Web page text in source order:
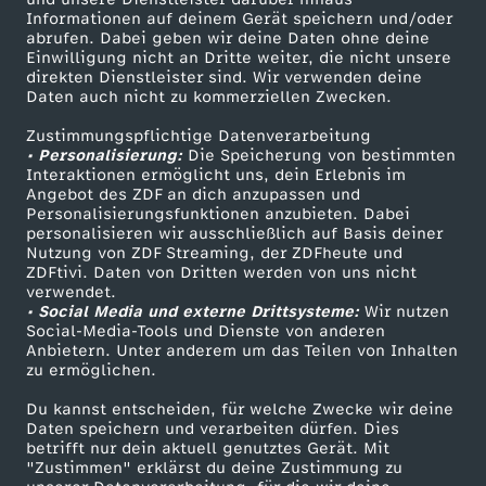
Informationen auf deinem Gerät speichern und/oder
abrufen. Dabei geben wir deine Daten ohne deine
Einwilligung nicht an Dritte weiter, die nicht unsere
direkten Dienstleister sind. Wir verwenden deine
Daten auch nicht zu kommerziellen Zwecken.
Zustimmungspflichtige Datenverarbeitung
• Personalisierung:Die Speicherung von bestimmten
Interaktionen ermöglicht uns, dein Erlebnis im
Angebot des ZDF an dich anzupassen und
Personalisierungsfunktionen anzubieten. Dabei
personalisieren wir ausschließlich auf Basis deiner
Nutzung von ZDF Streaming, der ZDFheute und
ZDFtivi. Daten von Dritten werden von uns nicht
verwendet.
• Social Media und externe Drittsysteme:Wir nutzen
Social-Media-Tools und Dienste von anderen
Anbietern. Unter anderem um das Teilen von Inhalten
zu ermöglichen.
Du kannst entscheiden, für welche Zwecke wir deine
Daten speichern und verarbeiten dürfen. Dies
betrifft nur dein aktuell genutztes Gerät. Mit
"Zustimmen" erklärst du deine Zustimmung zu
a
r
t
e
n
p
r
o
f
s
c
h
n
d
B
e
h
i
n
d
e
r
e
u
n
e
r
A
u
s
w
a
n
d
e
r
c
a
i
t
B
e
h
i
n
d
e
T
a
y
l
o
r
S
i
G
a
r
t
e
n
p
r
o
-
m
i
t
T
o
m
i
ZDF-Apps
Smart TV
ZDFtext
Livestreams
Sendungen A-Z
TV-Programm
ZDFmitreden
Kontakt zum ZDF
Tickets
Zuschauerservice
Hilfe
ZDF Unternehmen
Karriere
ZDF goes Schule
Werbefernsehen